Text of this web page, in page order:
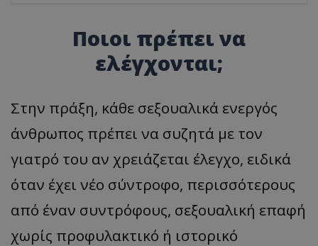
Ποιοι πρέπει να
ελέγχονται;
Στην πράξη, κάθε σεξουαλικά ενεργός
άνθρωπος πρέπει να συζητά με τον
γιατρό του αν χρειάζεται έλεγχο, ειδικά
όταν έχει νέο σύντροφο, περισσότερους
από έναν συντρόφους, σεξουαλική επαφή
χωρίς προφυλακτικό ή ιστορικό